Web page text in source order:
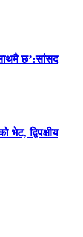
छ’:सांसद
भेट, द्विपक्षीय